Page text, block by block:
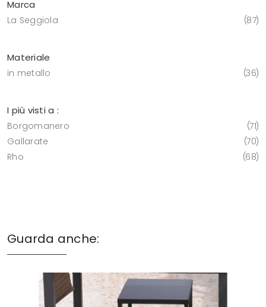
Marca
La Seggiola 87
Materiale
in metallo 36
I più visti a :
Borgomanero
71
Gallarate
70
Rho
68
Guarda anche: